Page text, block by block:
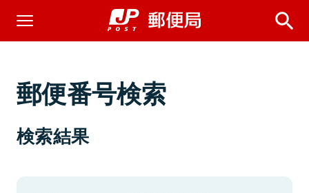
郵便番号検索
検索結果